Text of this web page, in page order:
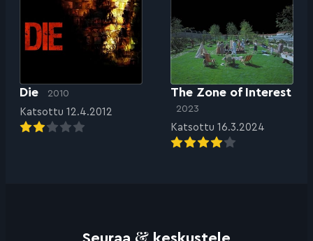
Die 2010
Katsottu 12.4.2012
The Zone of Interest
2023
Katsottu 16.3.2024
Seuraa & keskustele